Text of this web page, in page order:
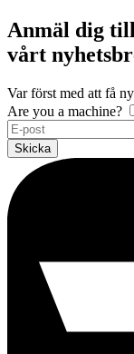
Anmäl dig till
vårt
Var först med att få
Are you a machine?
Skicka